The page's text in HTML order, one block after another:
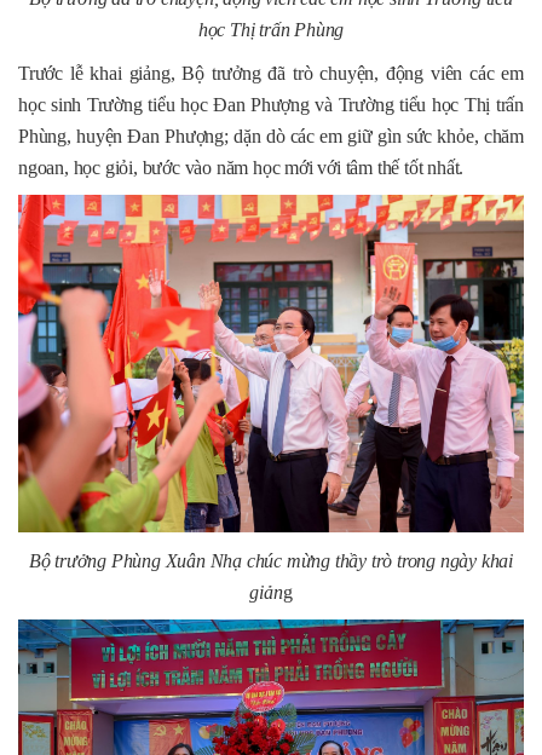
học Thị trấn Phùng
Trước lễ khai giảng, Bộ trưởng đã trò chuyện, động viên các em
học sinh Trường tiểu học Đan Phượng và Trường tiểu học Thị trấn
Phùng, huyện Đan Phượng; dặn dò các em giữ gìn sức khỏe, chăm
ngoan, học giỏi, bước vào năm học mới với tâm thế tốt nhất.
Bộ trưởng Phùng Xuân Nhạ chúc mừng thầy trò trong ngày khai
giảng